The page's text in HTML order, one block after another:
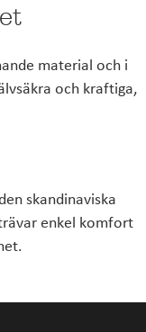
material och i
och kraftiga,
skandinaviska
enkel komfort